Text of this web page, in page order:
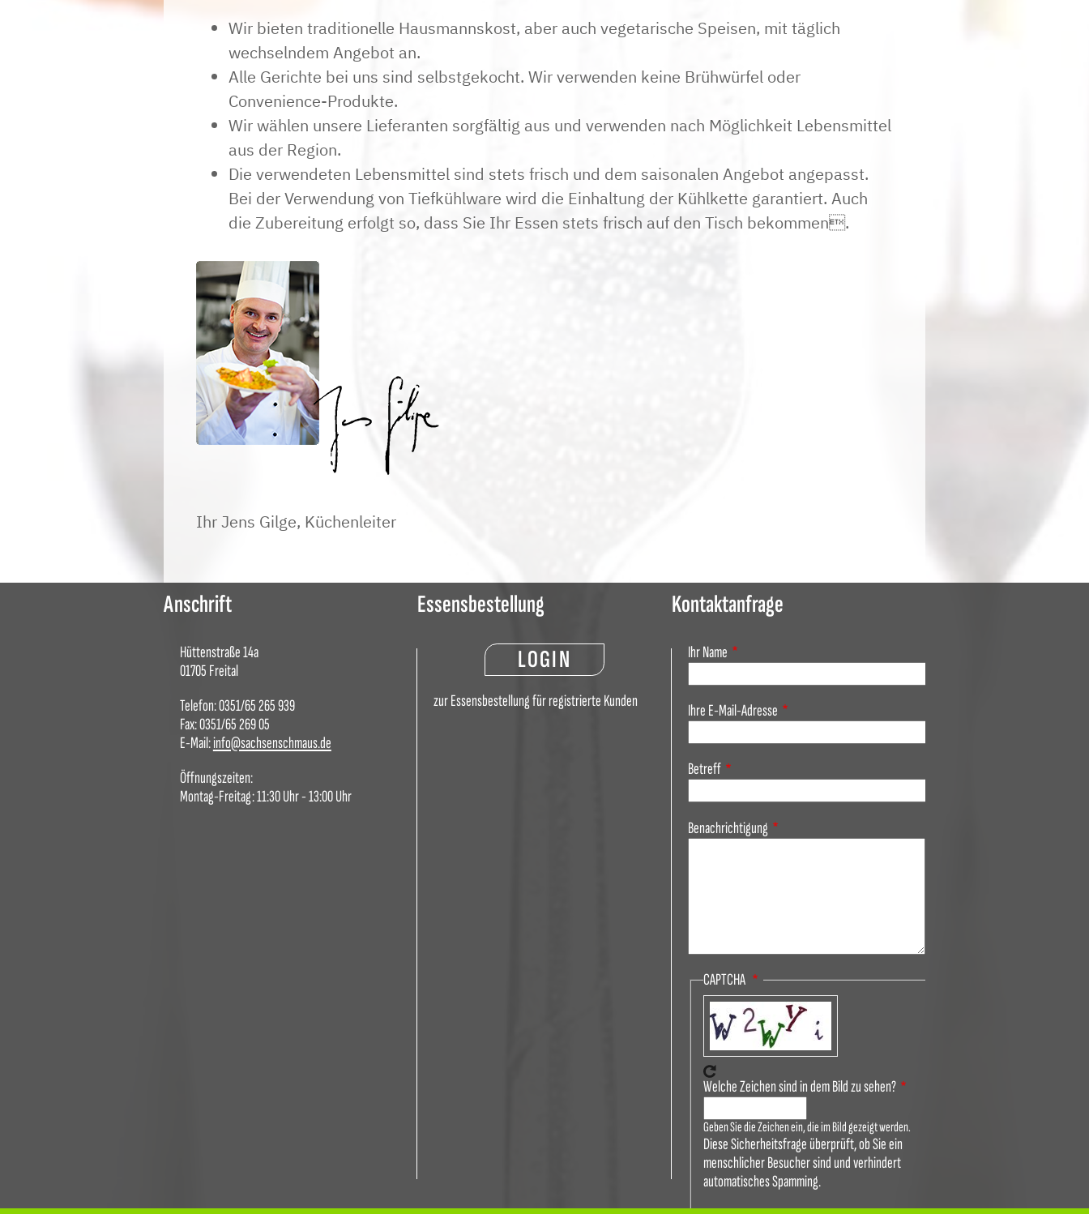
Wir bieten traditionelle Hausmannskost, aber auch vegetarische Speisen, mit täglich
wechselndem Angebot an.
Alle Gerichte bei uns sind selbstgekocht. Wir verwenden keine Brühwürfel oder
Convenience-Produkte.
Wir wählen unsere Lieferanten sorgfältig aus und verwenden nach Möglichkeit Lebensmittel
aus der Region.
Die verwendeten Lebensmittel sind stets frisch und dem saisonalen Angebot angepasst.
Bei der Verwendung von Tiefkühlware wird die Einhaltung der Kühlkette garantiert. Auch
die Zubereitung erfolgt so, dass Sie Ihr Essen stets frisch auf den Tisch bekommen.
Ihr Jens Gilge, Küchenleiter
Anschrift
Hüttenstraße 14a
01705 Freital
Telefon: 0351/65 265 939
Fax: 0351/65 269 05
E-Mail:info@sachsenschmaus.de
Öffnungszeiten:
Montag-Freitag: 11:30 Uhr - 13:00 Uhr
Essensbestellung
LOGIN
zur Essensbestellung für registrierte Kunden
Kontaktanfrage
Ihr Name
Ihre E-Mail-Adresse
Betreff
Benachrichtigung
CAPTCHA
Welche Zeichen sind in dem Bild zu sehen?
Geben Sie die Zeichen ein, die im Bild gezeigt werden.
Diese Sicherheitsfrage überprüft, ob Sie ein
menschlicher Besucher sind und verhindert
automatisches Spamming.